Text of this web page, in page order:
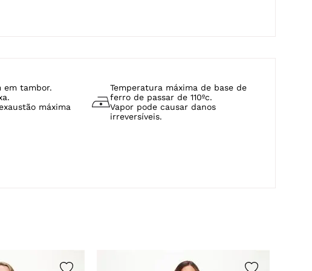
em tambor.
máxima
Temperatura máxima de base de
ferro de passar de 110ºc.
Vapor pode causar danos
irreversíveis.